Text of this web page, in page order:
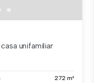
unifamiliar
272 m²